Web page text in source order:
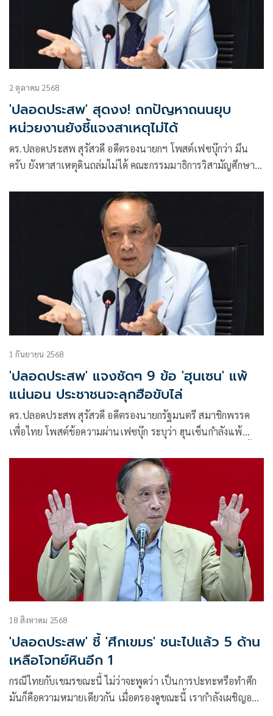
2 ตุลาคม 2568
'ปลอดประสพ' สุดงง! ถกปัญหาถนนยุบ
หน่วยงานยังชี้แจงสาเหตุไม่ได้
ดร.ปลอดประสพ สุรัสวดี อดีตรองนายกฯ โพสต์เฟซบุ๊กว่า มึน
ครับ ยังหาสาเหตุดินถล่มไม่ได้ คณะกรรมมาธิการวิสามัญศึกษา
1 กันยายน 2568
'ปลอดประสพ' แจงชัดๆ 9 ข้อ 'ฮุนเซน' แพ้
แน่นอน ประชาชนจะลุกฮือขับไล่
ดร.ปลอดประสพ สุรัสวดี อดีตรองนายกรัฐมนตรี สมาชิกพรรค
เพื่อไทย โพสต์ข้อความผ่านเฟซบุ๊ก ระบุว่า ฮุนเซ็นกำลังแพ้
ประกอบกับความชั่วร้ายที่สิงสถิตย์อยู่ในตัวเอง ฮุนเซ็นแพ้อย่าง
18 สิงหาคม 2568
'ปลอดประสพ' ชี้ 'ศึกเขมร' ชนะไปแล้ว 5 ด้าน
เหลือโจทย์หินอีก 1
กรณีไทยกับเขมรขณะนี้ ไม่ว่าจะพูดว่า เป็นการปะทะหรือทำศึก
มันก็คือความหมายเดียวกัน เมื่อตรองดูขณะนี้ เรากำลังเผชิญอยู่